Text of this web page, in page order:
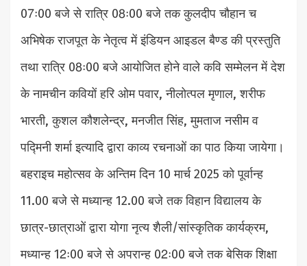
07ः00 बजे से रात्रि 08ः00 बजे तक कुलदीप चौहान च
अभिषेक राजपूत के नेतृत्व में इंडियन आइडल बैण्ड की प्रस्तुति
तथा रात्रि 08ः00 बजे आयोजित होने वाले कवि सम्मेलन में देश
के नामचीन कवियों हरि ओम पवार, नीलोत्पल मृणाल, शरीफ
भारती, कुशल कौशलेन्द्र, मनजीत सिंह, मुमताज नसीम व
पद्मिनी शर्मा इत्यादि द्वारा काव्य रचनाओं का पाठ किया जायेगा।
बहराइच महोत्सव के अन्तिम दिन 10 मार्च 2025 को पूर्वान्ह
11.00 बजे से मध्यान्ह 12.00 बजे तक विहान विद्यालय के
छात्र-छात्राओं द्वारा योगा नृत्य शैली/सांस्कृतिक कार्यक्रम,
मध्यान्ह 12ः00 बजे से अपरान्ह 02ः00 बजे तक बेसिक शिक्षा